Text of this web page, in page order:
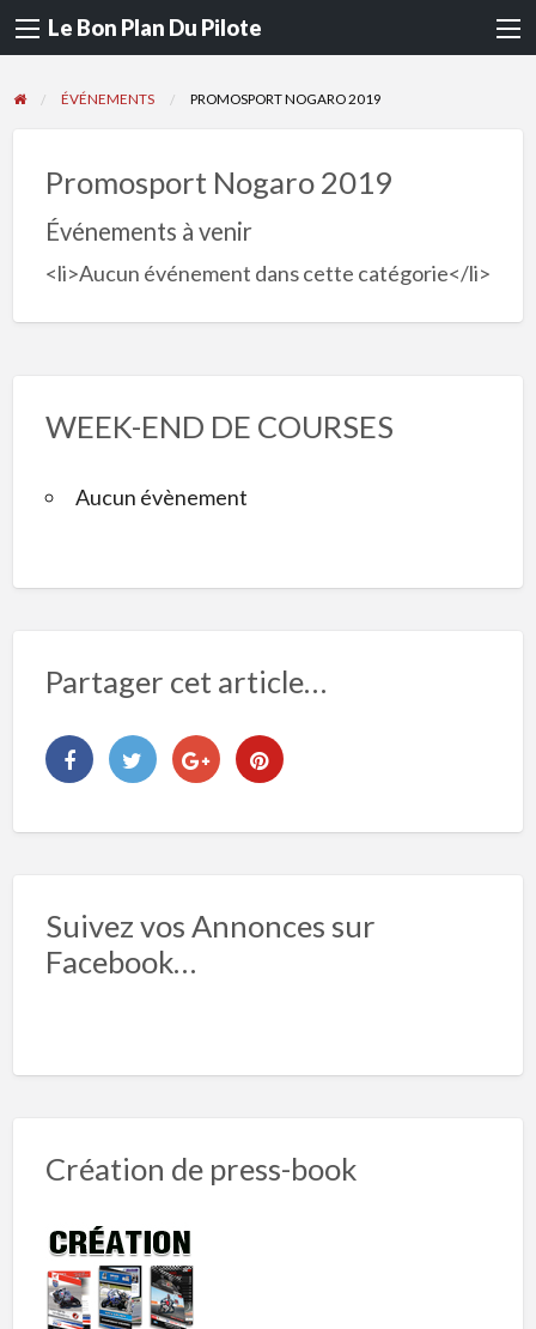
Le Bon Plan Du Pilote
ÉVÉNEMENTS PROMOSPORT NOGARO 2019
Promosport Nogaro 2019
Événements à venir
<li>Aucun événement dans cette catégorie</li>
WEEK-END DE COURSES
Aucun évènement
Partager cet article…
Suivez vos Annonces sur
Facebook…
Création de press-book